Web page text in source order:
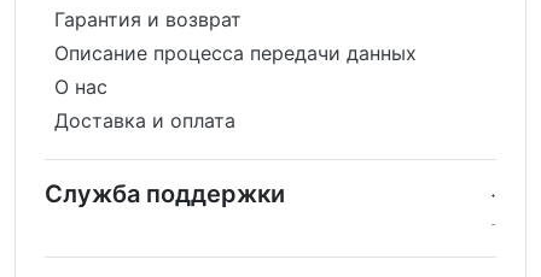
Гарантия и возврат
Описание процесса передачи данных
О нас
Доставка и оплата
Служба поддержки